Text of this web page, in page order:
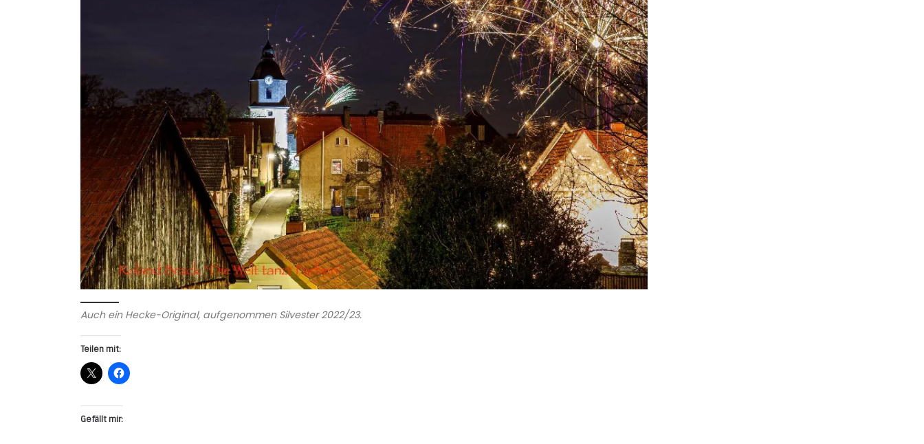
Auch ein Hecke-Original, aufgenommen Silvester 2022/23.
Teilen mit:
Gefällt mir: